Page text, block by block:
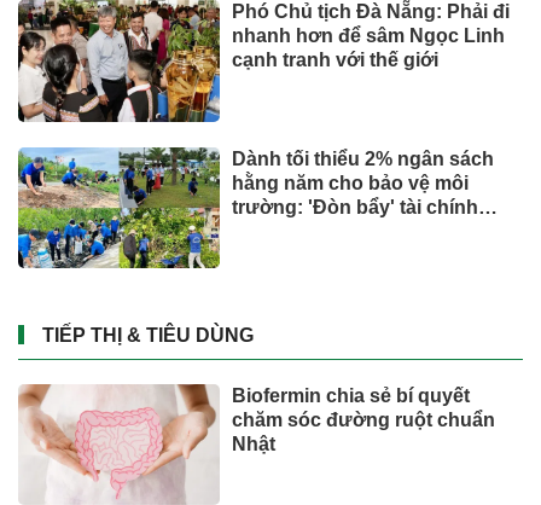
Phó Chủ tịch Đà Nẵng: Phải đi
nhanh hơn để sâm Ngọc Linh
cạnh tranh với thế giới
Dành tối thiểu 2% ngân sách
hằng năm cho bảo vệ môi
trường: 'Đòn bẩy' tài chính
TIẾP THỊ & TIÊU DÙNG
Biofermin chia sẻ bí quyết
chăm sóc đường ruột chuẩn
Nhật